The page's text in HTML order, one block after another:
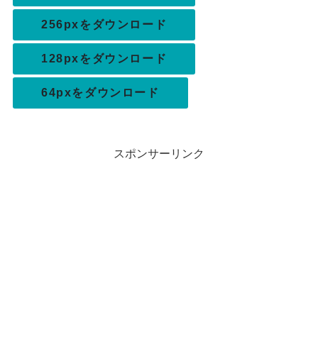
256pxをダウンロード
128pxをダウンロード
64pxをダウンロード
スポンサーリンク